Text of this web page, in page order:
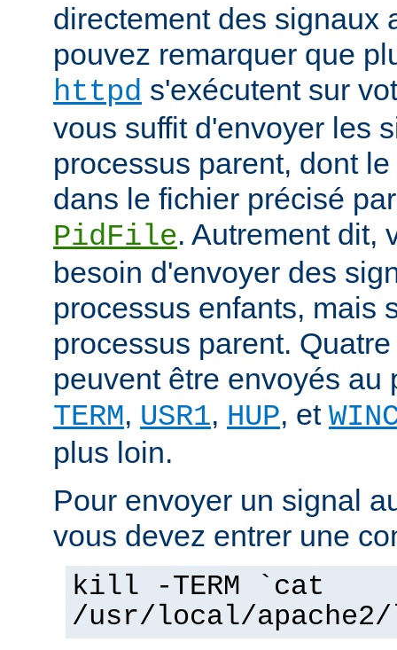
directement des signaux
pouvez remarquer que
httpd s'exécutent sur
vous suffit d'envoyer les
processus parent, dont
dans le fichier précisé
PidFile. Autrement dit,
besoin d'envoyer des
processus enfants, mais
processus parent.
peuvent être envoyés au
TERM, USR1, HUP, et
plus loin.
Pour envoyer un signal
vous devez entrer une
kill -TERM `cat
/usr/local/